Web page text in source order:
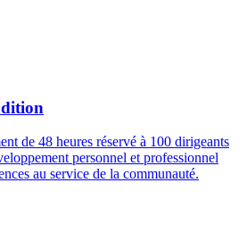
de 48 heures réservé à 100 dirigeants
personnel et professionnel
au service de la communauté.